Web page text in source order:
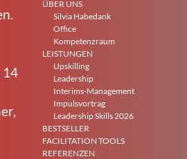
14
ÜBER UNS
Silvia Habedank
Office
Kompetenzraum
LEISTUNGEN
Upskilling
Leadership
Interims-Management
Impulsvortrag
Leadership Skills 2026
BESTSELLER
FACILITATION TOOLS
REFERENZEN